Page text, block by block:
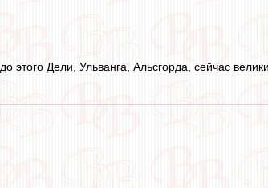
Дели, Ульванга, Альсгорда, сейчас